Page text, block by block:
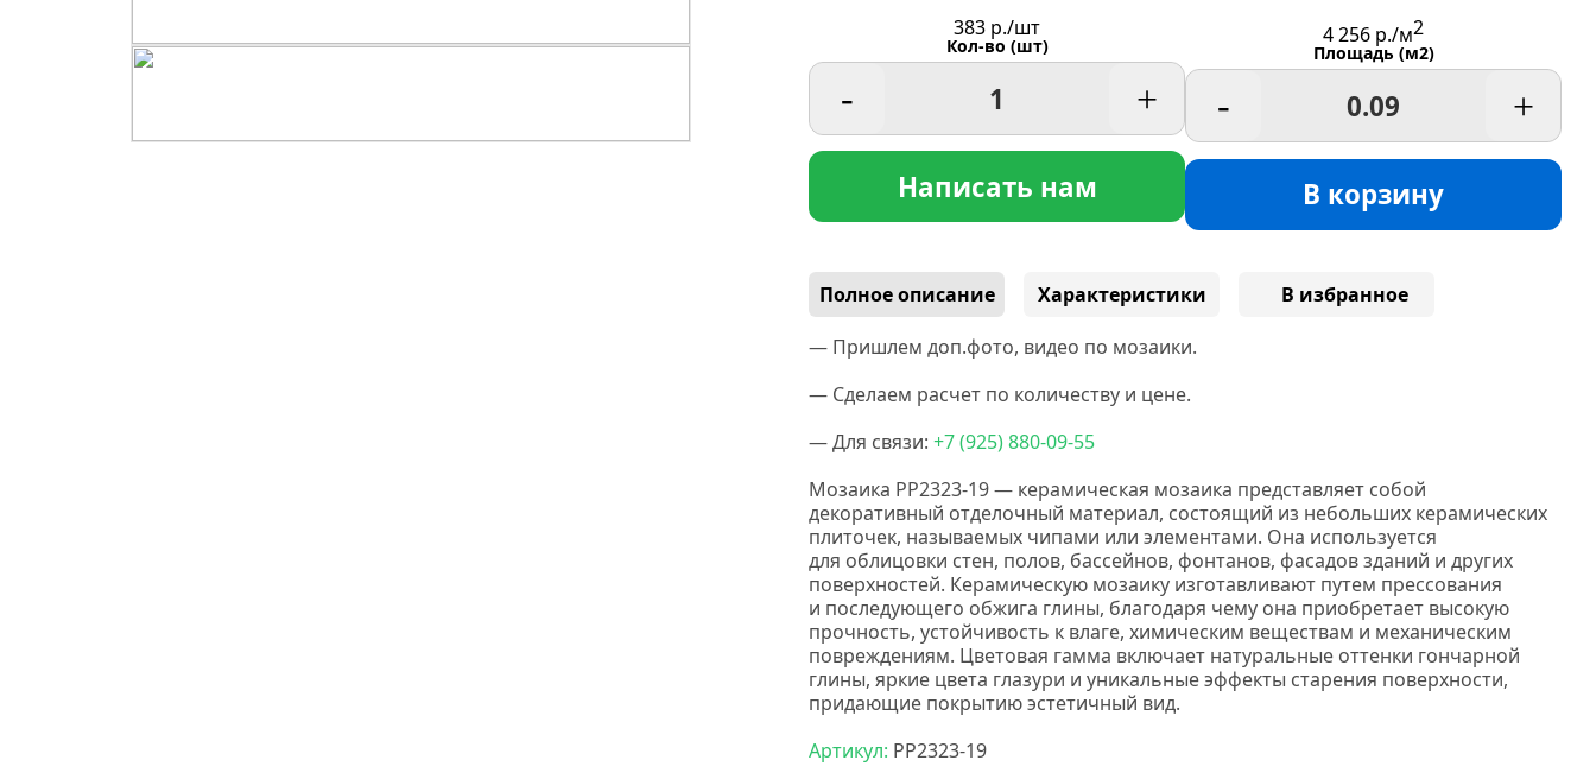
383 р./шт
Кол-во (шт)
- +
Написать нам
4 256 р./м2
Площадь (м2)
- +
В корзину
Полное описание Характеристики
В избранное
— Пришлем доп.фото, видео по мозаики.
— Сделаем расчет по количеству и цене.
— Для связи: +7(925) 880-09-55
Мозаика PP2323-19 — керамическая мозаика представляет собой
декоративный отделочный материал, состоящий из небольших керамических
плиточек, называемых чипами или элементами. Она используется
для облицовки стен, полов, бассейнов, фонтанов, фасадов зданий и других
поверхностей. Керамическую мозаику изготавливают путем прессования
и последующего обжига глины, благодаря чему она приобретает высокую
прочность, устойчивость к влаге, химическим веществам и механическим
повреждениям. Цветовая гамма включает натуральные оттенки гончарной
глины, яркие цвета глазури и уникальные эффекты старения поверхности,
придающие покрытию эстетичный вид.
Артикул: PP2323-19